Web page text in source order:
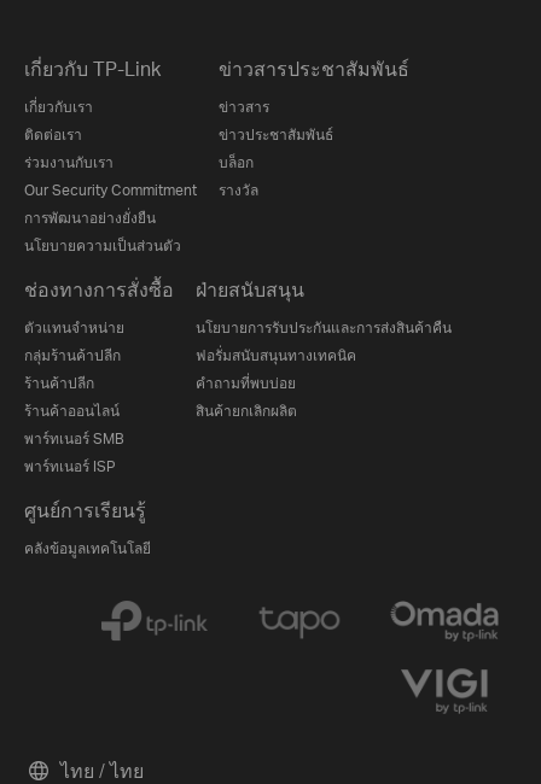
เกี่ยวกับ TP-Link
เกี่ยวกับเรา
ติดต่อเรา
ร่วมงานกับเรา
Our Security Commitment
การพัฒนาอย่างยั่งยืน
นโยบายความเป็นส่วนตัว
ข่าวสารประชาสัมพันธ์
ข่าวสาร
ข่าวประชาสัมพันธ์
บล็อก
รางวัล
ช่องทางการสั่งซื้อ
ตัวแทนจำหน่าย
กลุ่มร้านค้าปลีก
ร้านค้าปลีก
ร้านค้าออนไลน์
พาร์ทเนอร์ SMB
พาร์ทเนอร์ ISP
ฝ่ายสนับสนุน
นโยบายการรับประกันและการส่งสินค้าคืน
ฟอรั่มสนับสนุนทางเทคนิค
คำถามที่พบบ่อย
สินค้ายกเลิกผลิต
ศูนย์การเรียนรู้
คลังข้อมูลเทคโนโลยี
ไทย / ไทย